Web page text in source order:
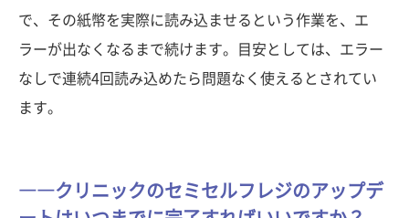
で、その紙幣を実際に読み込ませるという作業を、エ
ラーが出なくなるまで続けます。目安としては、エラー
なしで連続4回読み込めたら問題なく使えるとされてい
ます。
――クリニックのセミセルフレジのアップデ